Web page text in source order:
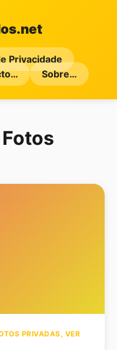
Privacidade
Sobre…
PRIVADAS, VER